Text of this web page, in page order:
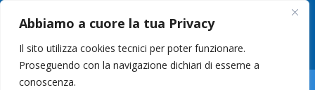
Abbiamo a cuore la tua Privacy
Il sito utilizza cookies tecnici per poter funzionare.
Proseguendo con la navigazione dichiari di esserne a
conoscenza.
049 8627946 –info@cstosetto.it
LUN-VEN 9-12 / 14:30-17